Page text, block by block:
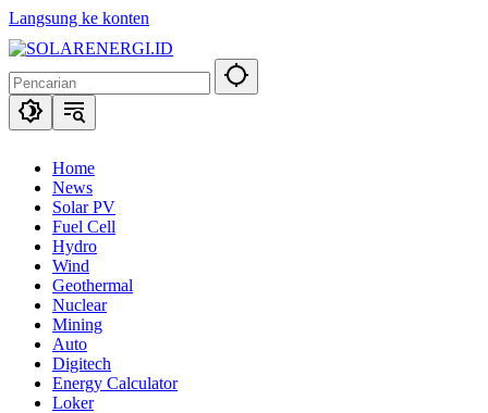
Langsung ke konten
Home
News
Solar PV
Fuel Cell
Hydro
Wind
Geothermal
Nuclear
Mining
Auto
Digitech
Energy Calculator
Loker